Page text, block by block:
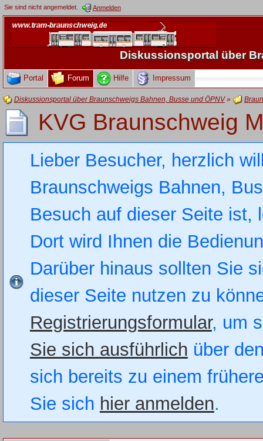
Sie sind nicht angemeldet. Anmelden
Diskussionsportal über
Portal Forum Hilfe Impressum
Diskussionsportal über Braunschweigs Bahnen, Busse und ÖPNV»
KVG Braunschweig
Lieber Besucher, herzlich
Braunschweigs Bahnen,
Besuch auf dieser Seite
Dort wird Ihnen die
Darüber hinaus sollten Sie
dieser Seite nutzen zu
Registrierungsformular, um
Sie sich ausführlich über
sich bereits zu einem
Sie sich hier anmelden.